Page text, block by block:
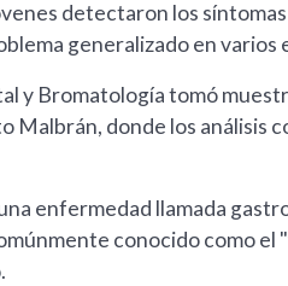
detectaron los
generalizado en varios
y Bromatología tomó
Malbrán, donde los análisis
enfermedad llamada
conocido como el